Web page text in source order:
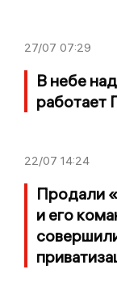
27/07 07:29
В небе
работает
22/07 14:24
Продали
и его